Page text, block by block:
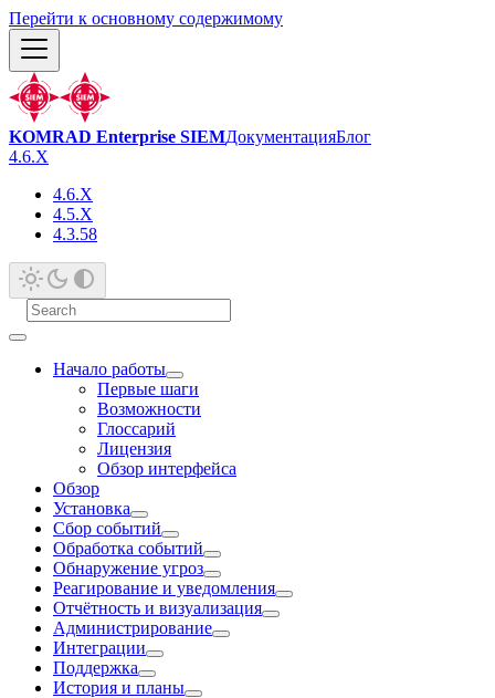
Перейти к основному содержимому
KOMRAD Enterprise SIEMДокументацияБлог
4.6.X
4.6.X
4.5.X
4.3.58
Начало работы
Первые шаги
Возможности
Глоссарий
Лицензия
Обзор интерфейса
Обзор
Установка
Сбор событий
Обработка событий
Обнаружение угроз
Реагирование и уведомления
Отчётность и визуализация
Администрирование
Интеграции
Поддержка
История и планы